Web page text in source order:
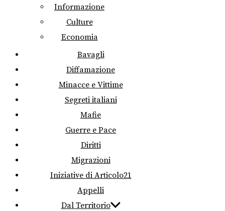
Informazione
Culture
Economia
Bavagli
Diffamazione
Minacce e Vittime
Segreti italiani
Mafie
Guerre e Pace
Diritti
Migrazioni
Iniziative di Articolo21
Appelli
Dal Territorio